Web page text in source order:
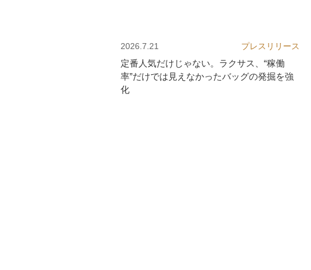
2026.7.21 プレスリリース
定番人気だけじゃない。ラクサス、“稼働
率”だけでは見えなかったバッグの発掘を強
化